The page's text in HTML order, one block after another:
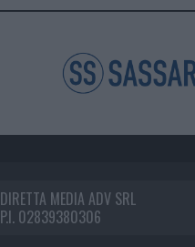
DIRETTA MEDIA ADV SRL
P.I. 02839380306